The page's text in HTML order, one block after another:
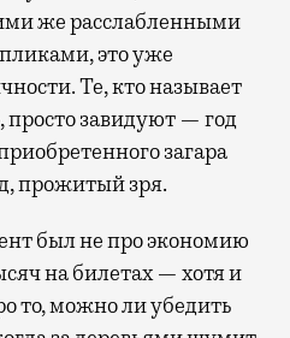
же расслабленными
это уже
Те, кто называет
просто завидуют — год
загара
прожитый зря.
был не про экономию
на билетах — хотя и
то, можно ли убедить